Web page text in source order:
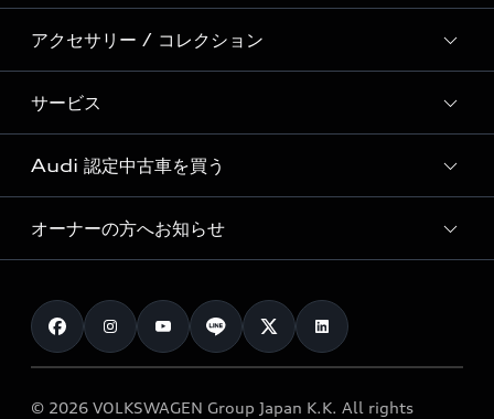
Audi Sport
Formula 1®
デジタルサービス
新車在庫検索
試乗車・展示車検索
見積り依頼
試乗予約
モデル一覧
特別仕様モデル / 限定モデル
e-tronラインアップ
価格シミュレーション
車両比較
カタログ一覧
アクセサリー / コレクション
純正アクセサリー
オンラインショップ
Audi collection
アウディナビアプリ
サービス
サービス入庫予約
サービスプログラム
メンテナンス
車検 / 定期点検
e-tronアフターサポート
Audi 認定中古車を買う
Audi認定中古車
クオリティ
保証
メンテナンス
オーナーの方へお知らせ
お知らせ
オーナー様向けキャンペーン
© 2026 VOLKSWAGEN Group Japan K.K. All rights